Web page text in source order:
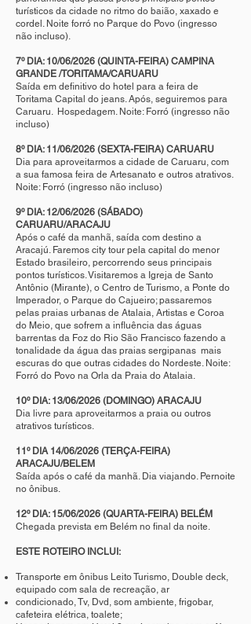
turísticos da cidade no ritmo do baião, xaxado e
cordel. Noite forró no Parque do Povo (ingresso
não incluso).
7º DIA: 10/06/2026 (QUINTA-FEIRA) CAMPINA
GRANDE /TORITAMA/CARUARU
Saída em definitivo do hotel para a feira de
Toritama Capital do jeans. Após, seguiremos para
Caruaru. Hospedagem. Noite: Forró (ingresso não
incluso)
8º DIA: 11/06/2026 (SEXTA-FEIRA) CARUARU
Dia para aproveitarmos a cidade de Caruaru, com
a sua famosa feira de Artesanato e outros atrativos.
Noite: Forró (ingresso não incluso)
9º DIA: 12/06/2026 (SÁBADO)
CARUARU/ARACAJU
Após o café da manhã, saída com destino a
Aracajú. Faremos city tour pela capital do menor
Estado brasileiro, percorrendo seus principais
pontos turísticos. Visitaremos a Igreja de Santo
Antônio (Mirante), o Centro de Turismo, a Ponte do
Imperador, o Parque do Cajueiro; passaremos
pelas praias urbanas de Atalaia, Artistas e Coroa
do Meio, que sofrem a influência das águas
barrentas da Foz do Rio São Francisco fazendo a
tonalidade da água das praias sergipanas mais
escuras do que outras cidades do Nordeste. Noite:
Forró do Povo na Orla da Praia do Atalaia.
10º DIA: 13/06/2026 (DOMINGO) ARACAJU
Dia livre para aproveitarmos a praia ou outros
atrativos turísticos.
11º DIA 14/06/2026 (TERÇA-FEIRA)
ARACAJU/BELEM
Saída após o café da manhã. Dia viajando. Pernoite
no ônibus.
12º DIA: 15/06/2026 (QUARTA-FEIRA) BELÉM
Chegada prevista em Belém no final da noite.
ESTE ROTEIRO INCLUI:
Transporte em ônibus Leito Turismo, Double deck,
equipado com sala de recreação, ar
condicionado, Tv, Dvd, som ambiente, frigobar,
cafeteira elétrica, toalete;